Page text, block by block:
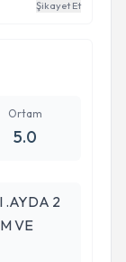
Şikayet Et
Ortam
5.0
.AYDA 2
VE